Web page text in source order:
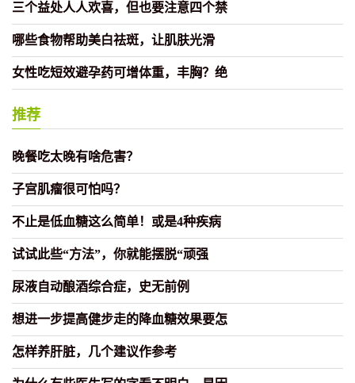
三个益处人人欢喜，但也要注意四个禁
哪些食物帮助美白祛斑，让肌肤光滑
女性吃短效避孕药可增体重，丰胸？绝
推荐
晚餐吃太晚有啥危害？
子宫肌瘤很可怕吗？
不止是低血糖这么简单！或是4种疾病
试试此些“方法”，你就能摆脱“顽强
尿液自动酿酒综合症，史无前例
想进一步提高健步走的降血糖效果要怎
怎样养肝脏，几个建议作参考